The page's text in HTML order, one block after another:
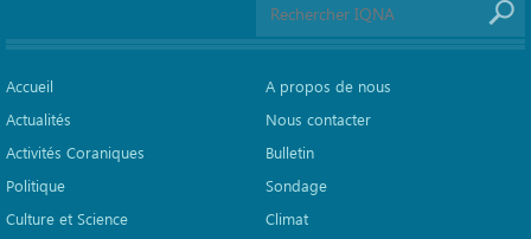
Accueil
Actualités
Activités Coraniques
Politique
Culture et Science
A propos de nous
Nous contacter
Bulletin
Sondage
Climat